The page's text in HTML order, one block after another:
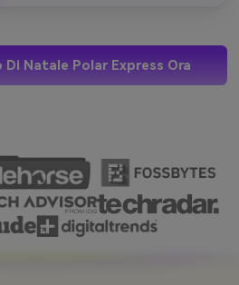
Di Natale Polar Express Ora